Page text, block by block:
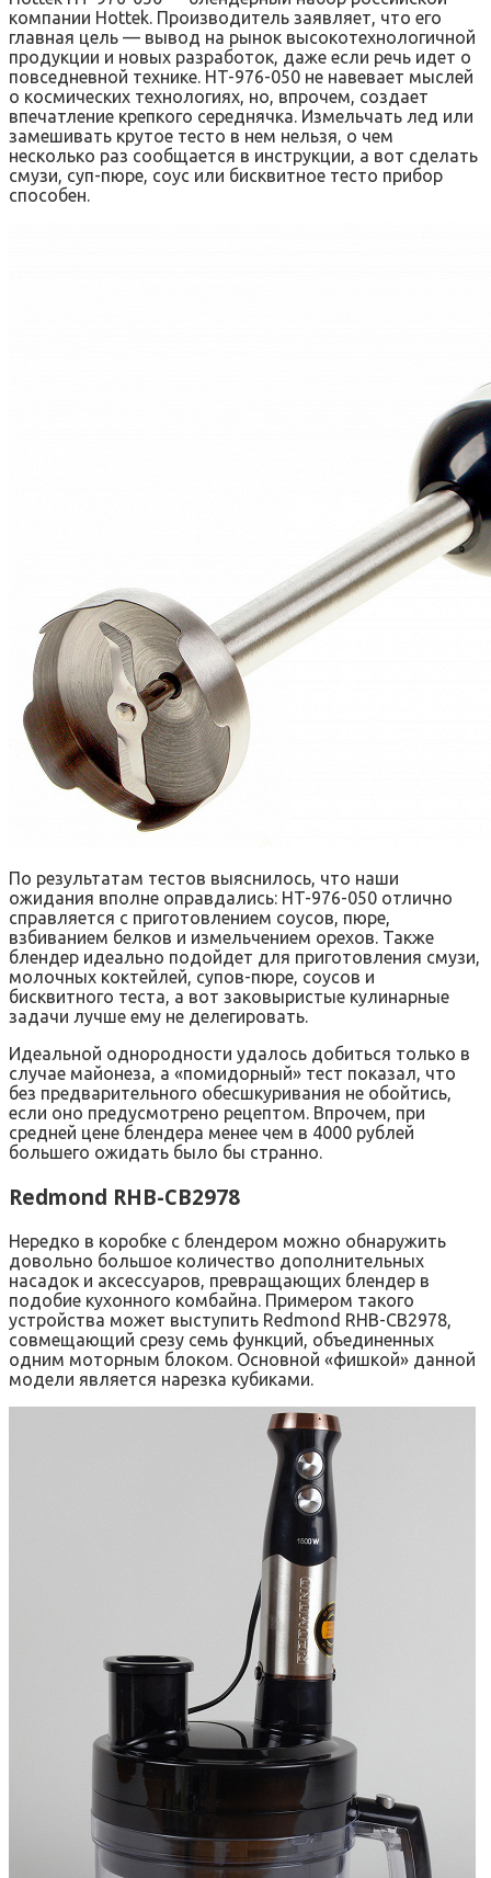
компании Hottek. Производитель заявляет, что его
главная цель — вывод на рынок высокотехнологичной
продукции и новых разработок, даже если речь идет о
повседневной технике. HT-976-050 не навевает мыслей
о космических технологиях, но, впрочем, создает
впечатление крепкого середнячка. Измельчать лед или
замешивать крутое тесто в нем нельзя, о чем
несколько раз сообщается в инструкции, а вот сделать
смузи, суп-пюре, соус или бисквитное тесто прибор
способен.
По результатам тестов выяснилось, что наши
ожидания вполне оправдались: HT-976-050 отлично
справляется с приготовлением соусов, пюре,
взбиванием белков и измельчением орехов. Также
блендер идеально подойдет для приготовления смузи,
молочных коктейлей, супов-пюре, соусов и
бисквитного теста, а вот заковыристые кулинарные
задачи лучше ему не делегировать.
Идеальной однородности удалось добиться только в
случае майонеза, а «помидорный» тест показал, что
без предварительного обесшкуривания не обойтись,
если оно предусмотрено рецептом. Впрочем, при
средней цене блендера менее чем в 4000 рублей
большего ожидать было бы странно.
Redmond RHB-CB2978
Нередко в коробке с блендером можно обнаружить
довольно большое количество дополнительных
насадок и аксессуаров, превращающих блендер в
подобие кухонного комбайна. Примером такого
устройства может выступить Redmond RHB-CB2978,
совмещающий срезу семь функций, объединенных
одним моторным блоком. Основной «фишкой» данной
модели является нарезка кубиками.